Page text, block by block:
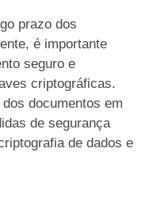
prazo dos
é importante
seguro e
criptográficas.
documentos em
de segurança
de dados e